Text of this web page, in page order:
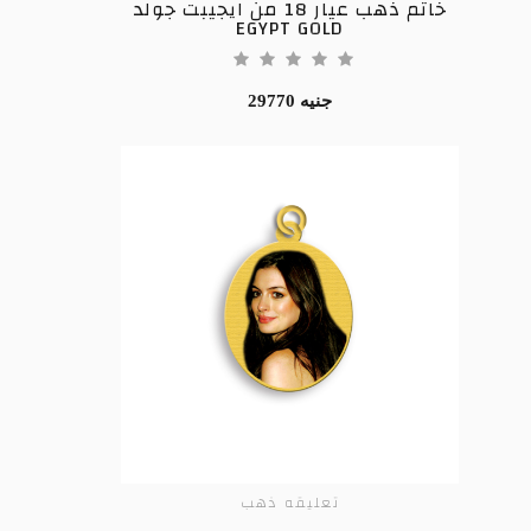
خاتم ذهب عيار 18 من ايجيبت جولد
EGYPT GOLD
29770 جنيه
ADD TO CART
تعليقه ذهب